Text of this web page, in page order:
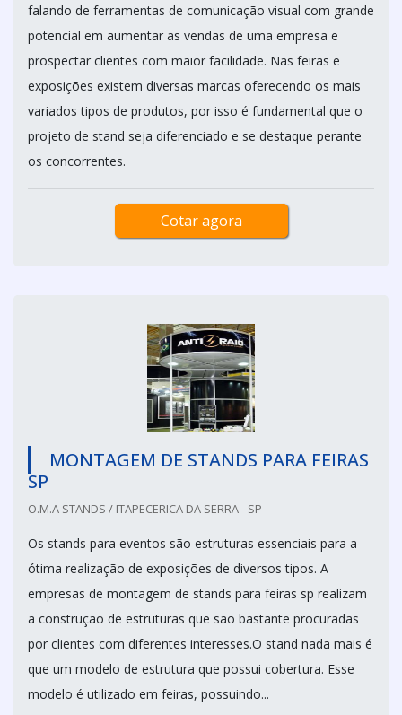
falando de ferramentas de comunicação visual com grande
potencial em aumentar as vendas de uma empresa e
prospectar clientes com maior facilidade. Nas feiras e
exposições existem diversas marcas oferecendo os mais
variados tipos de produtos, por isso é fundamental que o
projeto de stand seja diferenciado e se destaque perante
os concorrentes.
Cotar agora
MONTAGEM DE STANDS PARA FEIRAS
SP
O.M.A STANDS / ITAPECERICA DA SERRA - SP
Os stands para eventos são estruturas essenciais para a
ótima realização de exposições de diversos tipos. A
empresas de montagem de stands para feiras sp realizam
a construção de estruturas que são bastante procuradas
por clientes com diferentes interesses.O stand nada mais é
que um modelo de estrutura que possui cobertura. Esse
modelo é utilizado em feiras, possuindo...